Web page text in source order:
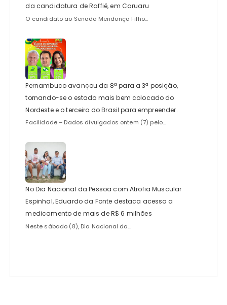
da candidatura de Raffiê, em Caruaru
O candidato ao Senado Mendonça Filho...
Pernambuco avançou da 8ª para a 3ª posição,
tornando-se o estado mais bem colocado do
Nordeste e o terceiro do Brasil para empreender.
Facilidade – Dados divulgados ontem (7) pelo...
No Dia Nacional da Pessoa com Atrofia Muscular
Espinhal, Eduardo da Fonte destaca acesso a
medicamento de mais de R$ 6 milhões
Neste sábado (8), Dia Nacional da...